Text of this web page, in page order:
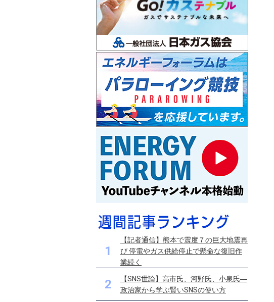
1
【記者通信】熊本で震度７の巨大地震再
び 停電やガス供給停止で懸命な復旧作
業続く
2
【SNS世論】高市氏、河野氏、小泉氏―
政治家から学ぶ賢いSNSの使い方